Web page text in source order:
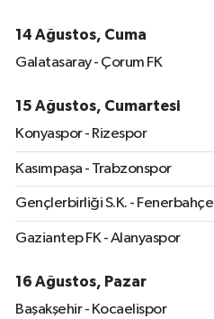
14 Ağustos, Cuma
Galatasaray - Çorum FK
15 Ağustos, Cumartesi
Konyaspor - Rizespor
Kasımpaşa - Trabzonspor
Gençlerbirliği S.K. - Fenerbahçe
Gaziantep FK - Alanyaspor
16 Ağustos, Pazar
Başakşehir - Kocaelispor